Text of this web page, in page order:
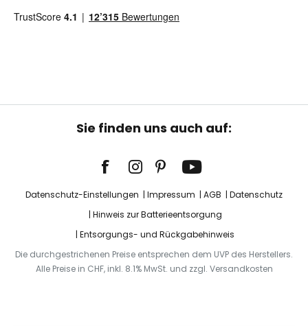
Sie finden uns auch auf:
Datenschutz-Einstellungen Impressum AGB
Datenschutz
Hinweis zur Batterieentsorgung
Entsorgungs- und Rückgabehinweis
Die durchgestrichenen Preise entsprechen dem UVP des Herstellers.
Alle Preise in CHF, inkl. 8.1% MwSt. und zzgl. Versandkosten